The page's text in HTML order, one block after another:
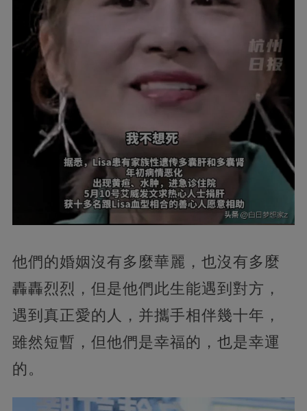
他們的婚姻沒有多麼華麗，也沒有多麼
轟轟烈烈，但是他們此生能遇到對方，
遇到真正愛的人，并攜手相伴幾十年，
雖然短暫，但他們是幸福的，也是幸運
的。